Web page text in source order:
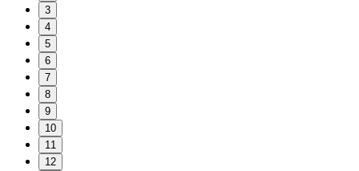
3
4
5
6
7
8
9
10
11
12